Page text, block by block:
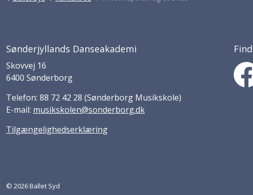
Sønderjyllands Danseakademi
Skovvej 16
6400 Sønderborg
Telefon: 88 72 42 28 (Sønderborg Musikskole)
E-mail: musikskolen@sonderborg.dk
Tilgængelighedserklæring
© 2026 Ballet Syd